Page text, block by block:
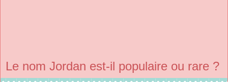
Le nom Jordan est-il populaire ou rare ?